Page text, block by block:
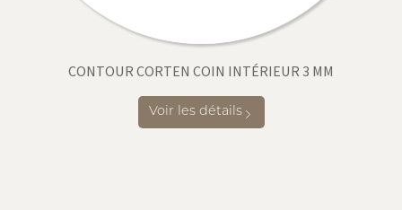
CONTOUR CORTEN COIN INTÉRIEUR 3 MM
Voir les détails